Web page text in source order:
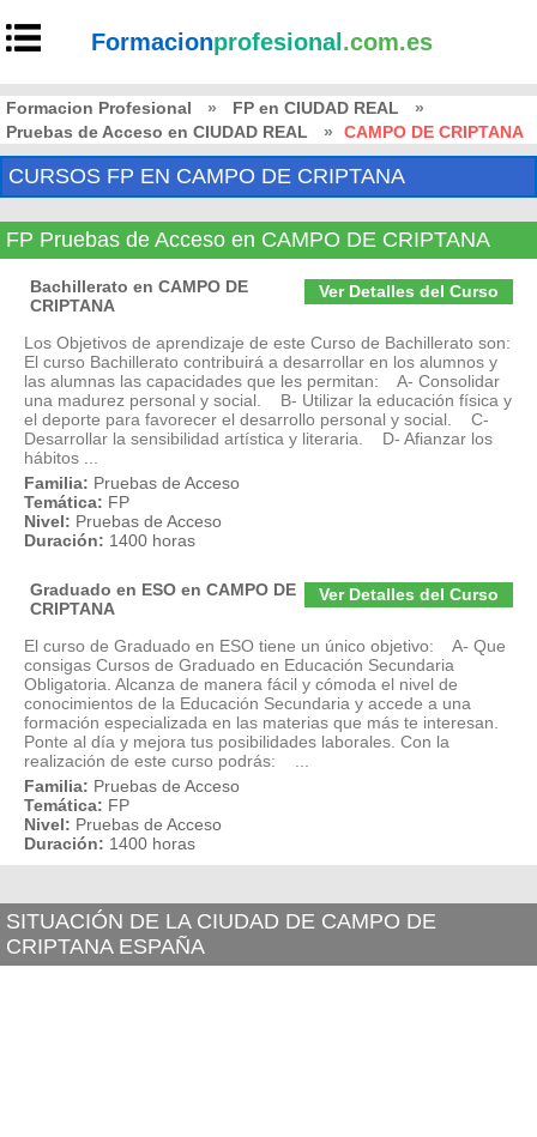
Formacionprofesional .com.es
Formacion Profesional » FP en CIUDAD REAL
»
Pruebas de Acceso en CIUDAD REAL
» CAMPO DE CRIPTANA
CURSOS FP EN CAMPO DE CRIPTANA
FP Pruebas de Acceso en CAMPO DE CRIPTANA
Ver Detalles del Curso
Bachillerato en CAMPO DE
CRIPTANA
Los Objetivos de aprendizaje de este Curso de Bachillerato son:
El curso Bachillerato contribuirá a desarrollar en los alumnos y
las alumnas las capacidades que les permitan: A- Consolidar
una madurez personal y social. B- Utilizar la educación física y
el deporte para favorecer el desarrollo personal y social. C-
Desarrollar la sensibilidad artística y literaria. D- Afianzar los
hábitos ...
Familia: Pruebas de Acceso
Temática: FP
Nivel: Pruebas de Acceso
Duración: 1400 horas
Ver Detalles del Curso
Graduado en ESO en CAMPO DE
CRIPTANA
El curso de Graduado en ESO tiene un único objetivo: A- Que
consigas Cursos de Graduado en Educación Secundaria
Obligatoria. Alcanza de manera fácil y cómoda el nivel de
conocimientos de la Educación Secundaria y accede a una
formación especializada en las materias que más te interesan.
Ponte al día y mejora tus posibilidades laborales. Con la
realización de este curso podrás: ...
Familia: Pruebas de Acceso
Temática: FP
Nivel: Pruebas de Acceso
Duración: 1400 horas
SITUACIÓN DE LA CIUDAD DE CAMPO DE
CRIPTANA ESPAÑA